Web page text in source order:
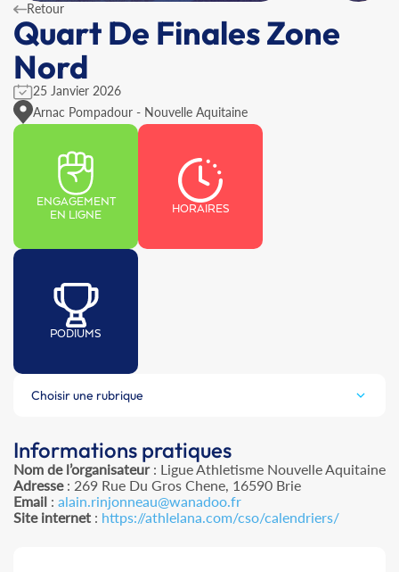
Retour
Quart De Finales Zone
Nord
25 Janvier 2026
Arnac Pompadour - Nouvelle Aquitaine
ENGAGEMENT
EN LIGNE
HORAIRES
PODIUMS
Choisir une rubrique
Informations pratiques
Nom de l’organisateur: Ligue Athletisme Nouvelle Aquitaine
Adresse: 269 Rue Du Gros Chene, 16590 Brie
Email : alain.rinjonneau@wanadoo.fr
Site internet : https://athlelana.com/cso/calendriers/